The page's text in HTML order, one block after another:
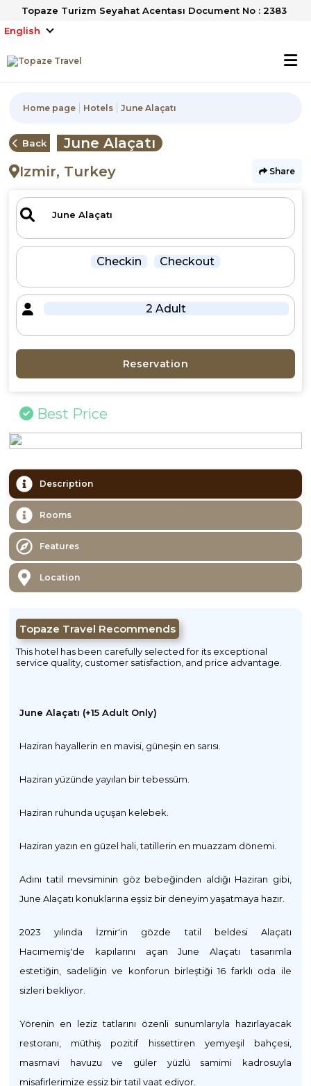
Topaze Turizm Seyahat Acentası Document No : 2383
English
Home page Hotels June Alaçatı
Back
June Alaçatı
Izmir, Turkey
Share
Checkin Checkout
2 Adult
Reservation
Best Price
Description
Rooms
Features
Location
Topaze Travel Recommends
This hotel has been carefully selected for its exceptional
service quality, customer satisfaction, and price advantage.
June Alaçatı (+15 Adult Only)
Haziran hayallerin en mavisi, güneşin en sarısı.
Haziran yüzünde yayılan bir tebessüm.
Haziran ruhunda uçuşan kelebek.
Haziran yazın en güzel hali, tatillerin en muazzam dönemi.
Adını tatil mevsiminin göz bebeğinden aldığı Haziran gibi,
June Alaçatı konuklarına eşsiz bir deneyim yaşatmaya hazır.
2023 yılında İzmir'in gözde tatil beldesi Alaçatı
Hacımemiş'de kapılarını açan June Alaçatı tasarımla
estetiğin, sadeliğin ve konforun birleştiği 16 farklı oda ile
sizleri bekliyor.
Yörenin en leziz tatlarını özenli sunumlarıyla hazırlayacak
restoranı, müthiş pozitif hissettiren yemyeşil bahçesi,
masmavi havuzu ve güler yüzlü samimi kadrosuyla
misafirlerimize eşsiz bir tatil vaat ediyor.